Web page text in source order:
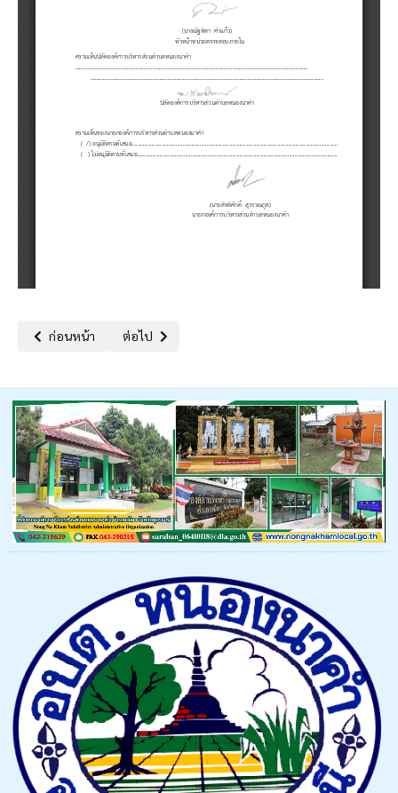
เนื้อหาก่อนหน้า: รายงานผลการดำเนินการตามแผนบริหารจัดการควา
ก่อนหน้า เนื้อหาถัดไป: รายงานผลการดำเนินการเพื่อจัดการค
ต่อไป